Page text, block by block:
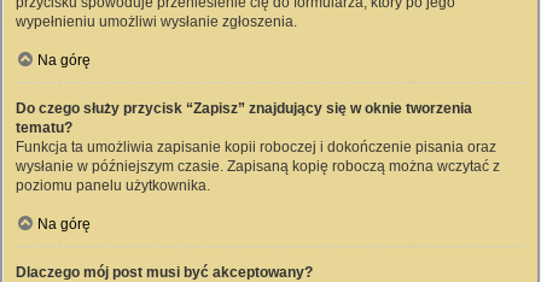
wypełnieniu umożliwi wysłanie zgłoszenia.
Na górę
Do czego służy przycisk “Zapisz” znajdujący się w oknie tworzenia
tematu?
Funkcja ta umożliwia zapisanie kopii roboczej i dokończenie pisania oraz
wysłanie w późniejszym czasie. Zapisaną kopię roboczą można wczytać z
poziomu panelu użytkownika.
Na górę
Dlaczego mój post musi być akceptowany?